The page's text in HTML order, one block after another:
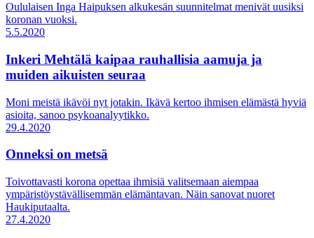
Oululaisen Inga Haipuksen alkukesän suunnitelmat menivät uusiksi
koronan vuoksi.
5.5.2020
Inkeri Mehtälä kaipaa rauhallisia aamuja ja
muiden aikuisten seuraa
Moni meistä ikävöi nyt jotakin. Ikävä kertoo ihmisen elämästä hyviä
asioita, sanoo psykoanalyytikko.
29.4.2020
Onneksi on metsä
Toivottavasti korona opettaa ihmisiä valitsemaan aiempaa
ympäristöystävällisemmän elämäntavan. Näin sanovat nuoret
Haukiputaalta.
27.4.2020